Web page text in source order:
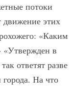
потоки
движение этих
«Каким
«Утвержден в
ответят разве
На что